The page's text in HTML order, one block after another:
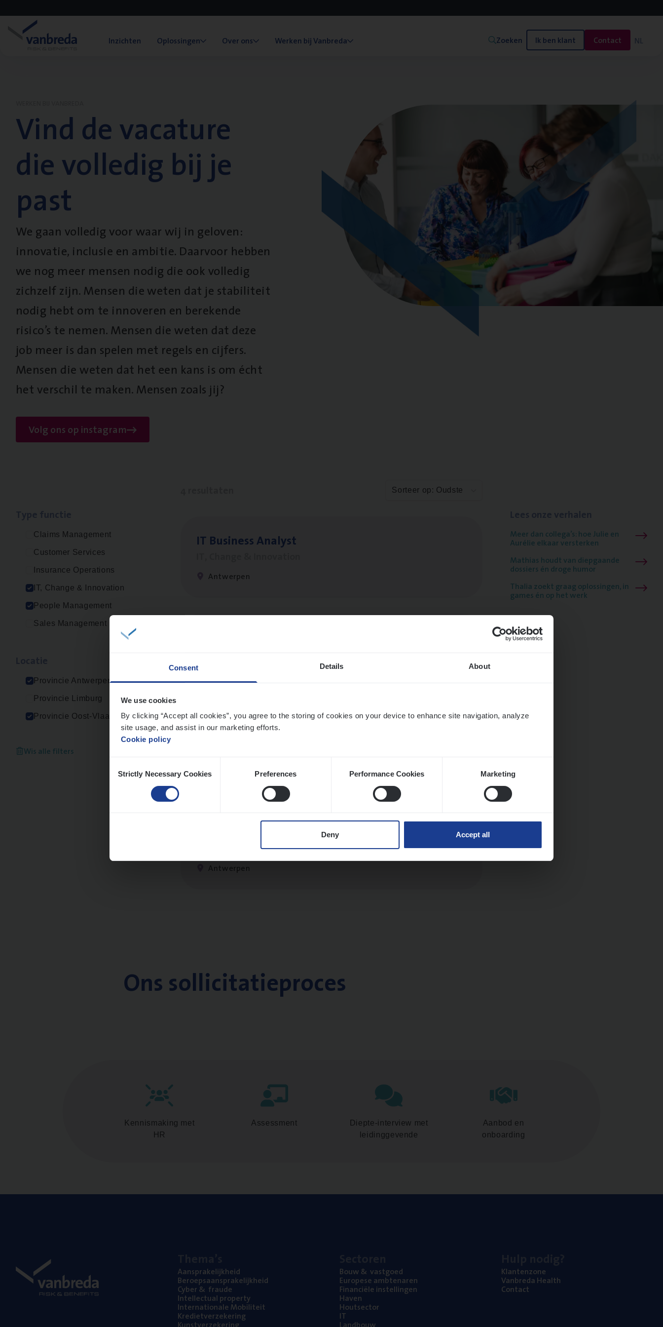
Consent Details About
We use cookies
By clicking “Accept all cookies”, you agree to the storing of cookies on your device to enhance site navigation, analyze
site usage, and assist in our marketing efforts.
Cookie policy
Selection
Strictly Necessary Cookies Preferences Performance Cookies Marketing
Deny Accept all
Inzichten Oplossingen Over ons Werken bij Vanbreda Zoeken Ik ben klant Contact NL
Vind de vacature
die volledig bij je
past
We gaan volledig voor waar wij in geloven:
innovatie, inclusie en ambitie. Daarvoor hebben
we nog meer mensen nodig die ook volledig
zichzelf zijn. Mensen die weten dat je stabiliteit
nodig hebt om te innoveren en berekende
risico’s te nemen. Mensen die weten dat deze
job meer is dan spelen met regels en cijfers.
Mensen die weten dat het een kans is om écht
het verschil te maken. Mensen zoals jij?
Volg ons op instagram
Claims Management
Customer Services
Insurance Operations
IT, Change & Innovation
People Management
Sales Management
Provincie Antwerpen
Provincie Limburg
Provincie Oost-Vlaanderen
Wis alle filters
Sorteer op: Oudste
IT Busi­ness Analyst
Antwerpen
Busi­ness Mana­ger Mari­ne Cargo
Antwerpen
IT, Change & Innovation
Antwerpen
Meer dan collega’s: hoe Julie en
Aurélie elkaar versterken
Mathias houdt van diepgaande
dossiers én droge humor
Thalia zoekt graag oplossingen, in
games én op het werk
Ons sollicitatieproces
Kennismaking met
HR
Assessment
Diepte-interview met
leidinggevende
Aanbod en
onboarding
Aan­spra­ke­lijk­heid
Beroeps­aan­spra­ke­lijk­heid
Cyber& fraude
Intel­lec­tu­al property
Inter­na­ti­o­na­le Mobiliteit
Kre­diet­ver­ze­ke­ring
Bouw& vastgoed
Euro­pe­se ambtenaren
Finan­ci­ë­le instellingen
Haven
Hout­sec­tor
IT
Klan­ten­zo­ne
Van­b­re­da Health
Con­tact